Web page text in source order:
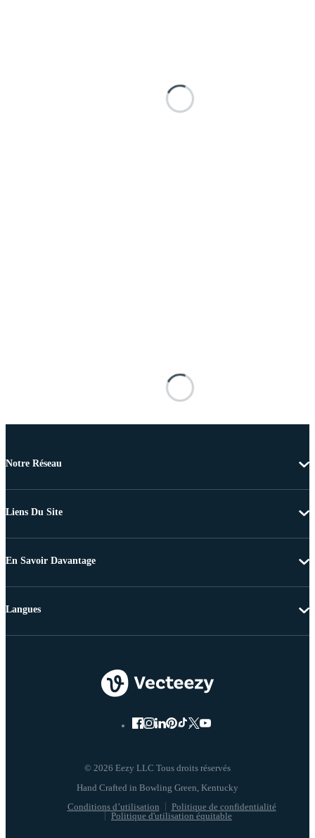
Notre Réseau
Liens Du Site
En Savoir Davantage
© 2026 Eezy LLC Tous droits réservés
Conditions d’utilisation
Politique de confidentialité
Politique d'utilisation équitable
Langues